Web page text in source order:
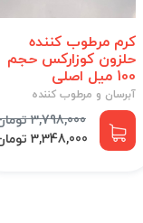
کرم مرطوب کننده
حلزون کوزارکس حجم
100 میل اصلی
آبرسان و مرطوب کننده
3,798,000 تومان
3,348,000 تومان